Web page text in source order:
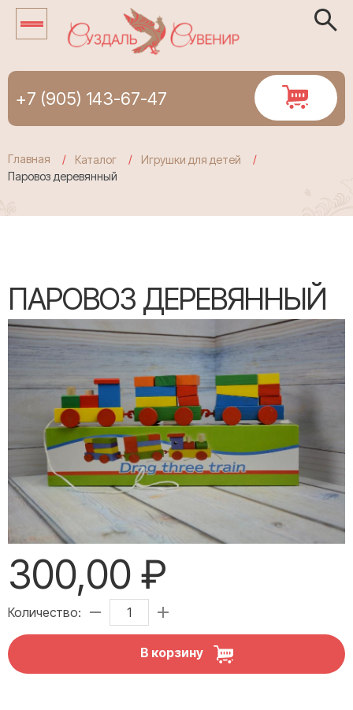
+7 (905) 143-67-47
Главная Каталог
Игрушки для детей
Паровоз деревянный
ПАРОВОЗ ДЕРЕВЯННЫЙ
300,00 ₽
Количество:
В корзину